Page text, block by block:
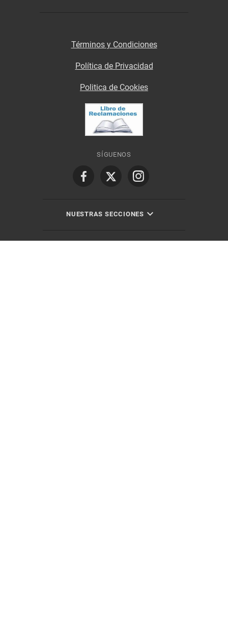
Términos y Condiciones
Política de Privacidad
Politica de Cookies
SÍGUENOS
NUESTRAS SECCIONES